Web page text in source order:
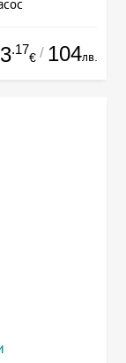
.17
€ / 104лв.